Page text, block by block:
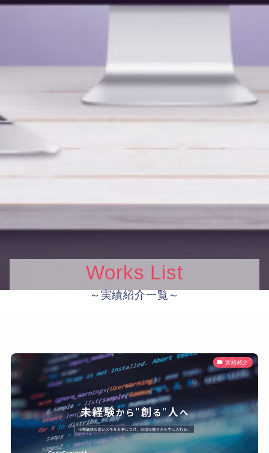
Works List
～実績紹介一覧～
実績紹介